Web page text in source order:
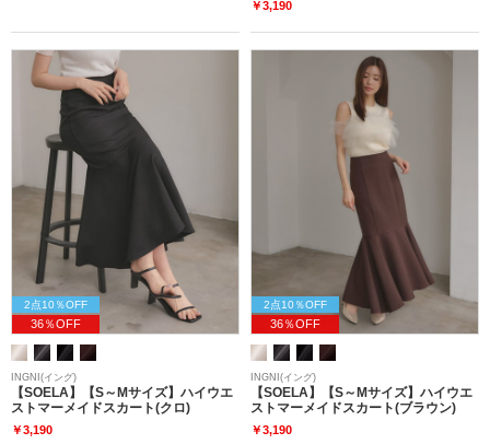
￥3,190
2点10％OFF
36％OFF
INGNI(イング)
【SOELA】【S～Mサイズ】ハイウエ
ストマーメイドスカート(クロ)
￥3,190
2点10％OFF
36％OFF
INGNI(イング)
【SOELA】【S～Mサイズ】ハイウエ
ストマーメイドスカート(ブラウン)
￥3,190